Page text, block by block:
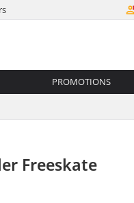
PROMOTIONS
Freeskate